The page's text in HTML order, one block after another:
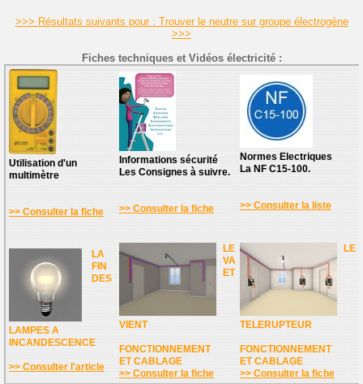
>>> Résultats suivants pour : Trouver le neutre sur groupe électrogène
>>>
Fiches techniques et Vidéos électricité :
Utilisation d'un
multimètre
>> Consulter la fiche
Informations sécurité
Les Consignes à suivre.
>> Consulter la fiche
Normes Electriques
La NF C15-100.
>> Consulter la liste
LA
FIN
DES
LAMPES A
INCANDESCENCE
>> Consulter l'article
LE
VA
ET
VIENT
FONCTIONNEMENT
ET CABLAGE
>> Consulter la fiche
LE
TELERUPTEUR
FONCTIONNEMENT
ET CABLAGE
>> Consulter la fiche